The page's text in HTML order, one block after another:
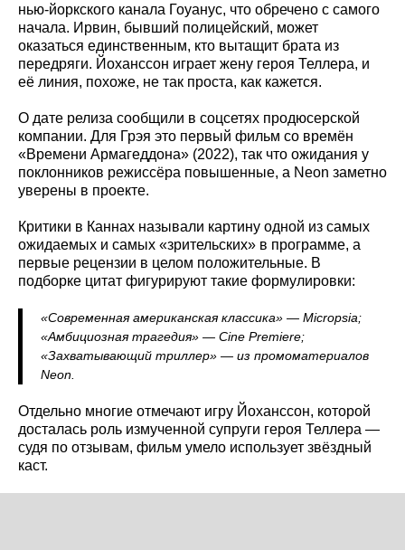
нью-йоркского канала Гоуанус, что обречено с самого
начала. Ирвин, бывший полицейский, может
оказаться единственным, кто вытащит брата из
передряги. Йоханссон играет жену героя Теллера, и
её линия, похоже, не так проста, как кажется.
О дате релиза сообщили в соцсетях продюсерской
компании. Для Грэя это первый фильм со времён
«Времени Армагеддона» (2022), так что ожидания у
поклонников режиссёра повышенные, а Neon заметно
уверены в проекте.
Критики в Каннах называли картину одной из самых
ожидаемых и самых «зрительских» в программе, а
первые рецензии в целом положительные. В
подборке цитат фигурируют такие формулировки:
«Современная американская классика» — Micropsia;
«Амбициозная трагедия» — Cine Premiere;
«Захватывающий триллер» — из промоматериалов
Neon.
Отдельно многие отмечают игру Йоханссон, которой
досталась роль измученной супруги героя Теллера —
судя по отзывам, фильм умело использует звёздный
каст.